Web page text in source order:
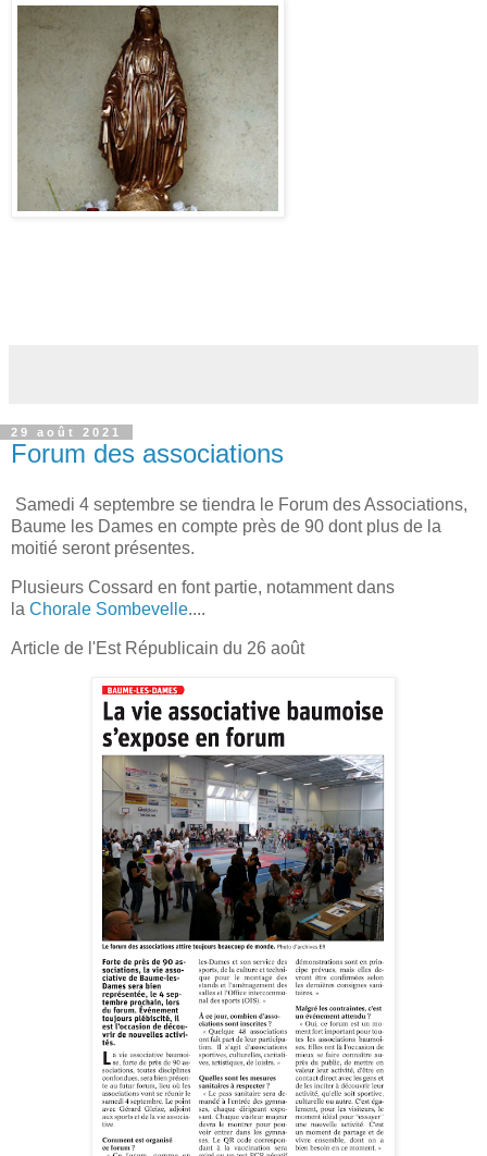
29 août 2021
Forum des associations
Samedi 4 septembre se tiendra le Forum des Associations,
Baume les Dames en compte près de 90 dont plus de la
moitié seront présentes.
Plusieurs Cossard en font partie, notamment dans
la Chorale Sombevelle....
Article de l'Est Républicain du 26 août